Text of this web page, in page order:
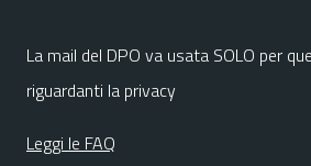
La mail del DPO va usata SOLO per
riguardanti la privacy
Leggi le FAQ